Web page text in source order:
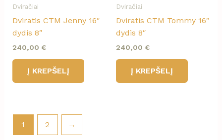
Dviračiai
Dviratis CTM Jenny 16″
dydis 8″
240,00 €
Į KREPŠELĮ
Dviračiai
Dviratis CTM Tommy 16″
dydis 8″
240,00 €
Į KREPŠELĮ
1 2 →